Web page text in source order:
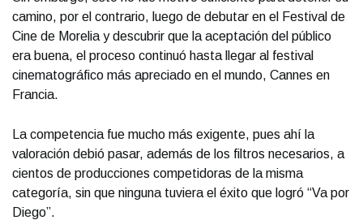
camino, por el contrario, luego de debutar en el Festival de
Cine de Morelia y descubrir que la aceptación del público
era buena, el proceso continuó hasta llegar al festival
cinematográfico más apreciado en el mundo, Cannes en
Francia.
La competencia fue mucho más exigente, pues ahí la
valoración debió pasar, además de los filtros necesarios, a
cientos de producciones competidoras de la misma
categoría, sin que ninguna tuviera el éxito que logró “Va por
Diego”.